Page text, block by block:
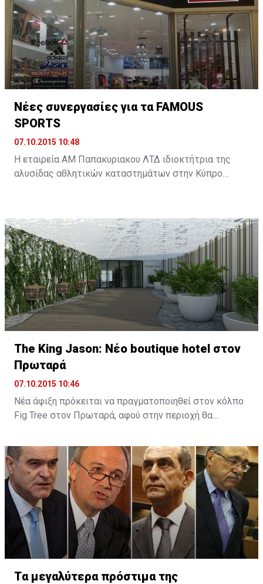
είναι η συμφωνία, που θα αλλάξει τα δεδομένα της
παγκόσμιας οικονομίας. ...
Νέες συνεργασίες για τα FAMOUS
SPORTS
07.10.2015 10:48
Η εταιρεία ΑΜ Παπακυριακου ΛΤΔ ιδιοκτήτρια της
αλυσίδας αθλητικών καταστημάτων στην Κύπρο
The King Jason: Νέο boutique hotel στον
Πρωταρά
07.10.2015 10:46
Νέα άφιξη πρόκειται να πραγματοποιηθεί στον κόλπο
Fig Tree στον Πρωταρά, αφού στην περιοχή θα
λειτουργήσει στα μέσα Απριλίου του 2016.
Tα μεγαλύτερα πρόστιμα της